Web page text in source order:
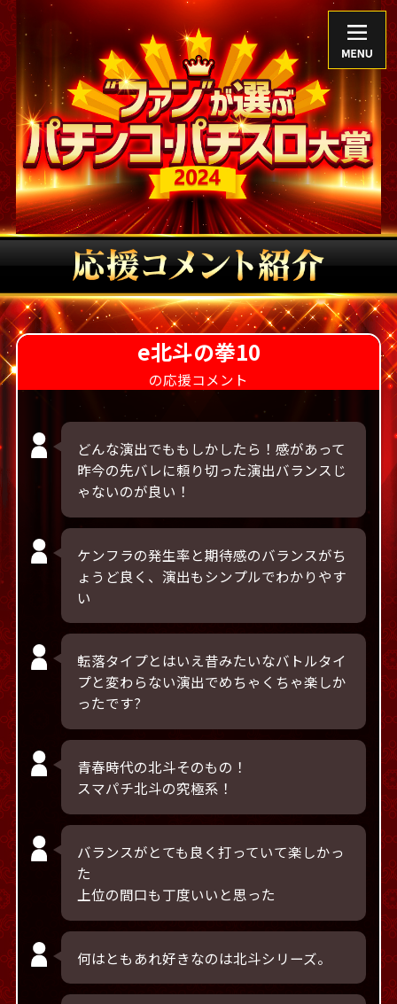
TOP
アンバサダー
歴代グランプリ
公式Xアカウント
e北斗の拳10
の応援コメント
どんな演出でももしかしたら！感があって
昨今の先バレに頼り切った演出バランスじ
ゃないのが良い！
ケンフラの発生率と期待感のバランスがち
ょうど良く、演出もシンプルでわかりやす
い
転落タイプとはいえ昔みたいなバトルタイ
プと変わらない演出でめちゃくちゃ楽しか
ったです?
青春時代の北斗そのもの！
スマパチ北斗の究極系！
バランスがとても良く打っていて楽しかっ
た
上位の間口も丁度いいと思った
何はともあれ好きなのは北斗シリーズ。